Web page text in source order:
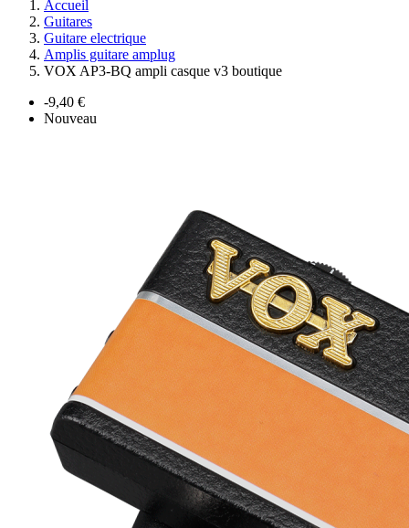
Accueil
Guitares
Guitare electrique
Amplis guitare amplug
VOX AP3-BQ ampli casque v3 boutique
-9,40 €
Nouveau